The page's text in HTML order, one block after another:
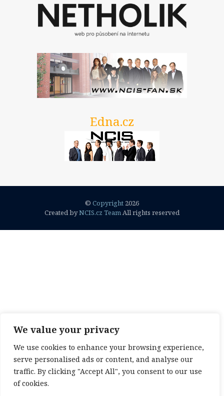
We value your privacy
We use cookies to enhance your browsing experience,
serve personalised ads or content, and analyse our
traffic. By clicking "Accept All", you consent to our use
of cookies.
3. série
Postavy
Dwayne Cassius Pride
The Dovekeepers
Edna.cz
© Copyright 2026
Created byNCIS.cz TeamAll rights reserved